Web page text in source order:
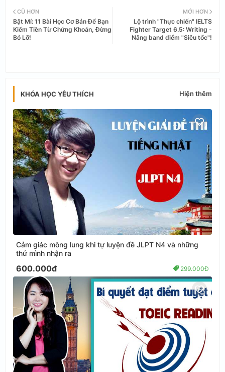
tter ats
MỚI HƠN
Lộ trình "Thực chiến" IELTS
Fighter Target 6.5: Writing -
Nâng band điểm "Siêu tốc"!
CŨ HƠN
Bật Mí: 11 Bài Học Cơ Bản Để Bạn
Kiếm Tiền Từ Chứng Khoán, Đừng
Bỏ Lỡ!
KHÓA HỌC YÊU THÍCH Hiện thêm
Cảm giác mông lung khi tự luyện đề JLPT N4 và những
thứ mình nhận ra
600.000đ 299.000Đ